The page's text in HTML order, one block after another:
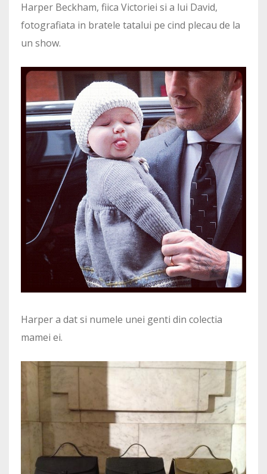
Harper Beckham, fiica Victoriei si a lui David,
fotografiata in bratele tatalui pe cind plecau de la
un show.
Harper a dat si numele unei genti din colectia
mamei ei.